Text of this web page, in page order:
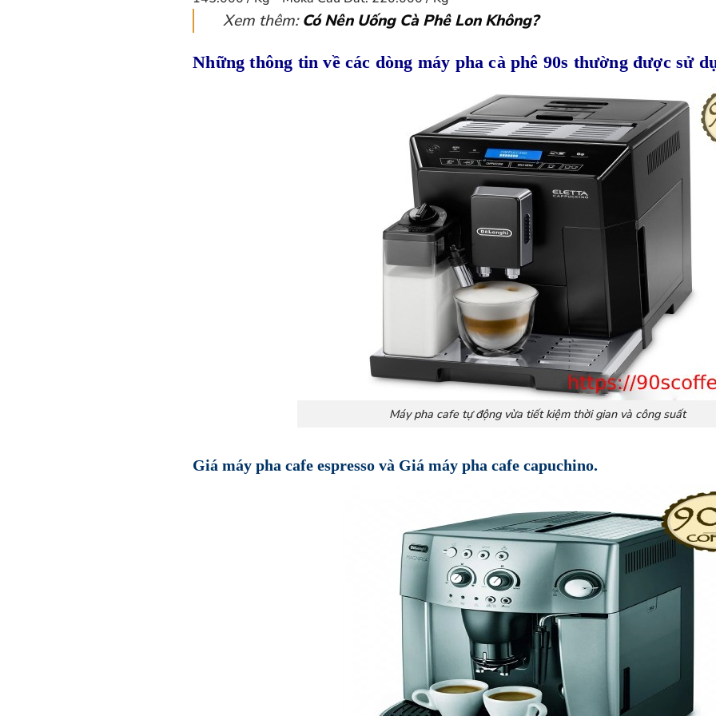
Xem thêm:Có Nên Uống Cà Phê Lon Không?
Những thông tin về các dòng máy pha cà phê 90s thường được sử
Máy pha cafe tự động vừa tiết kiệm thời gian và công suất
Giá máy pha cafe espresso và Giá máy pha cafe capuchino.